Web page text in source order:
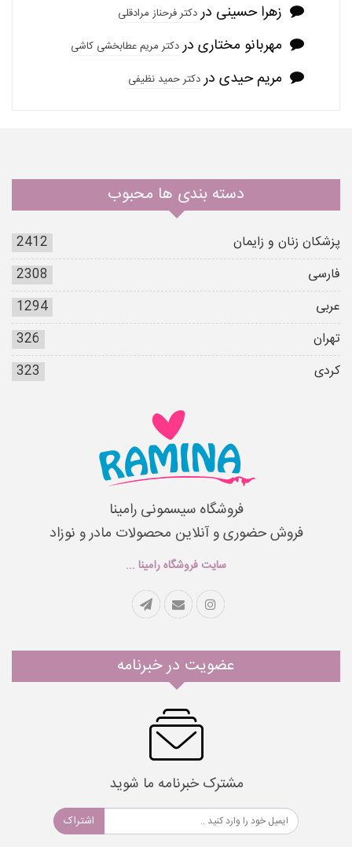
زهرا حسینی دردکتر فرحناز مرادقلی
مهربانو مختاری دردکتر مریم عطابخشی کاشی
مریم حیدی دردکتر حمید نظیفی
دسته بندی ها محبوب
پزشکان زنان و زایمان
2412
فارسی
2308
عربی
1294
تهران
326
کردی
323
فروشگاه سیسمونی رامینا
فروش حضوری و آنلاین محصولات مادر و نوزاد
سایت فروشگاه رامینا ...
عضویت در خبرنامه
مشترک خبرنامه ما شوید
اشتراک